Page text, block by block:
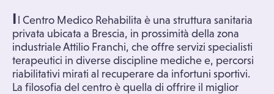
I l Centro Medico Rehabilita è una struttura sanitaria
privata ubicata a Brescia, in prossimità della zona
industriale Attilio Franchi, che offre servizi specialisti
terapeutici in diverse discipline mediche e, percorsi
riabilitativi mirati al recuperare da infortuni sportivi.
La filosofia del centro è quella di offrire il miglior